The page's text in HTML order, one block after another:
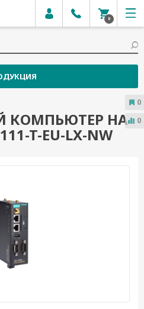
0
КОМПЬЮТЕР НА
T-EU-LX-NW
0
0